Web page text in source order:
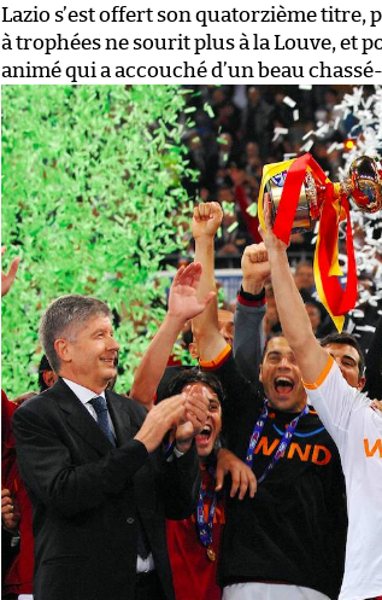
Lazio s’est offert son quatorzième titre,
à trophées ne sourit plus à la Louve, et
animé qui a accouché d’un beau